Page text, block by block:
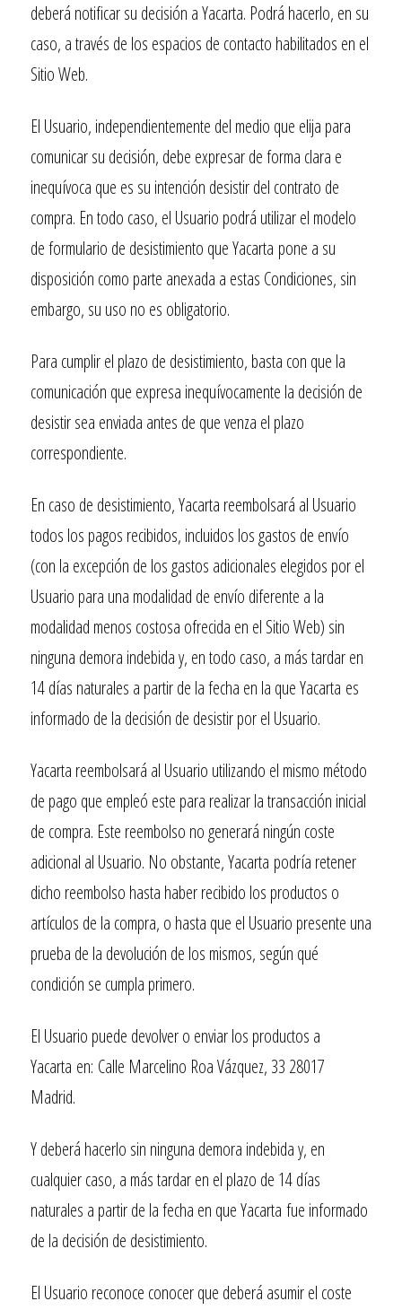
deberá notificar su decisión aYacarta. Podrá hacerlo, en su
caso, a través de los espacios de contacto habilitados en el
Sitio Web.
El Usuario, independientemente del medio que elija para
comunicar su decisión, debe expresar de forma clara e
inequívoca que es su intención desistir del contrato de
compra. En todo caso, el Usuario podrá utilizar el modelo
de formulario de desistimiento queYacarta pone a su
disposición como parte anexada a estas Condiciones, sin
embargo, su uso no es obligatorio.
Para cumplir el plazo de desistimiento, basta con que la
comunicación que expresa inequívocamente la decisión de
desistir sea enviada antes de que venza el plazo
correspondiente.
En caso de desistimiento,Yacarta reembolsará al Usuario
todos los pagos recibidos, incluidos los gastos de envío
(con la excepción de los gastos adicionales elegidos por el
Usuario para una modalidad de envío diferente a la
modalidad menos costosa ofrecida en el Sitio Web) sin
ninguna demora indebida y, en todo caso, a más tardar en
14 días naturales a partir de la fecha en la queYacarta es
informado de la decisión de desistir por el Usuario.
Yacarta reembolsará al Usuario utilizando el mismo método
de pago que empleó este para realizar la transacción inicial
de compra. Este reembolso no generará ningún coste
adicional al Usuario. No obstante,Yacarta podría retener
dicho reembolso hasta haber recibido los productos o
artículos de la compra, o hasta que el Usuario presente una
prueba de la devolución de los mismos, según qué
condición se cumpla primero.
El Usuario puede devolver o enviar los productos a
Yacarta en: Calle Marcelino Roa Vázquez, 33 28017
Madrid.
Y deberá hacerlo sin ninguna demora indebida y, en
cualquier caso, a más tardar en el plazo de 14 días
naturales a partir de la fecha en queYacarta fue informado
de la decisión de desistimiento.
El Usuario reconoce conocer que deberá asumir el coste